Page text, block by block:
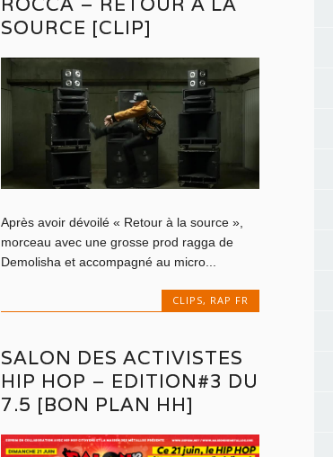
SOURCE [CLIP]
Après avoir dévoilé « Retour à la source »,
morceau avec une grosse prod ragga de
Demolisha et accompagné au micro...
CLIPS, RAP FR
SALON DES ACTIVISTES
HIP HOP – EDITION#3 DU
7.5 [BON PLAN HH]